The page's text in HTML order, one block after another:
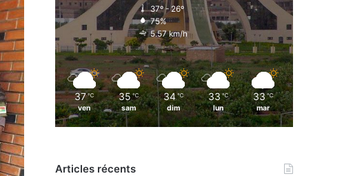
37º - 26º
75%
5.57 km/h
37 ℃
ven
35 ℃
sam
34 ℃
dim
33 ℃
lun
33 ℃
mar
Articles récents